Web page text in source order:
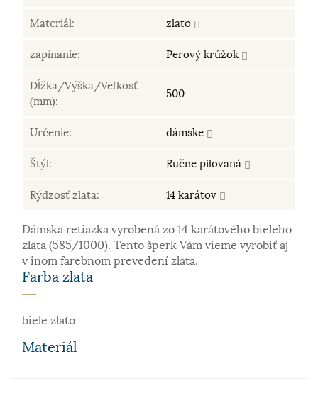
Materiál: zlato
zapínanie: Perový krúžok
Dĺžka/Výška/Veľkosť
(mm):
500
Určenie: dámske
Štýl: Ručne pilovaná
Rýdzosť zlata: 14 karátov
Dámska retiazka vyrobená zo 14 karátového bieleho
zlata (585/1000). Tento šperk Vám vieme vyrobiť aj
v inom farebnom prevedení zlata.
Farba zlata
biele zlato
Materiál